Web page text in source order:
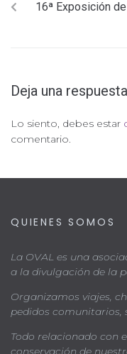
16ª Exposición
Deja una respuesta
Lo siento, debes estar
comentario.
QUIENES SOMOS
La OVAL es una
a la divulgación de la
Organizamos viajes,
pedidos comunitarios,
Todo relacionado con
conservación de